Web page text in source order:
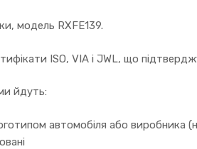
модель RXFE139.
ISO, VIA і JWL, що
йдуть:
автомобіля або виробника